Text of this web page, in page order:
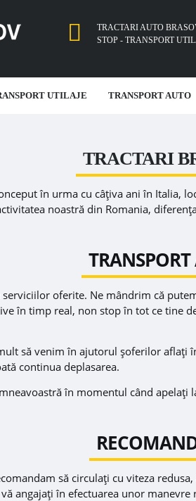
TRACTARI AUTO
STOP - TRANSPORT
UTILAJE TRANSPORT AUTO
TRACTARI
în urma cu câțiva ani în Italia,
noastră din Romania,
oferite. Ne mândrim că
în timp real, non stop în tot ce tine
să venim în ajutorul șoferilor aflați
continua deplasarea.
în momentul când apelați
să circulați cu viteza
angajați în efectuarea unor manevre